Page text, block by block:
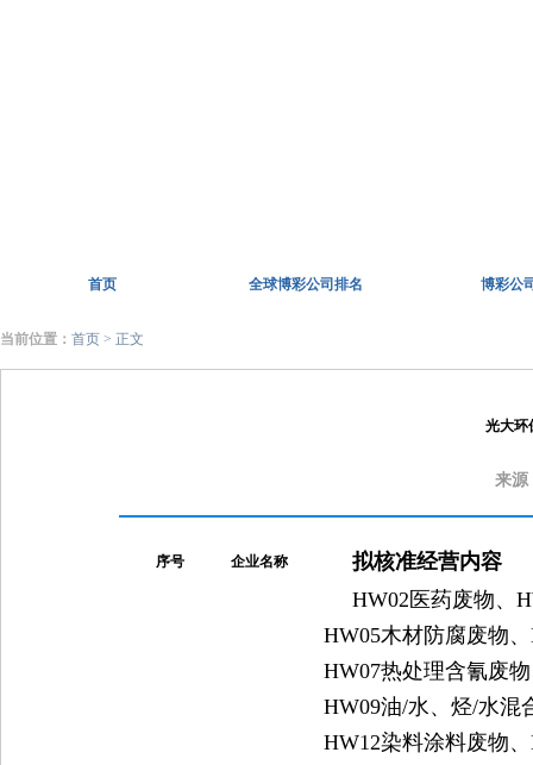
首页 全球博彩公司排名 博彩公
当前位置： 首页 > 正文
光大环
来源
序号 企业名称 拟核准经营内容
HW02医药废物、
HW05木材防腐废物
HW07热处理含氰废
HW09油/水、烃/水混
HW12染料涂料废物